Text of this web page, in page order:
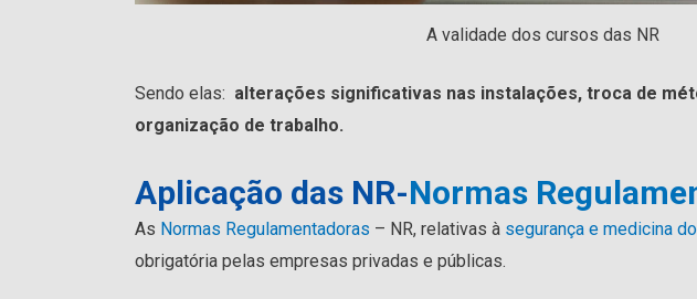
A validade dos cursos das NR
Sendo elas: alterações significativas nas instalações, troca de
organização de trabalho.
Aplicação das NR-Normas
As Normas Regulamentadoras – NR, relativas à segurança e medicina
obrigatória pelas empresas privadas e públicas.